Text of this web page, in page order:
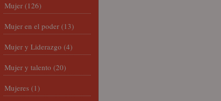
Mujer (126)
Mujer en el poder (13)
Mujer y Liderazgo (4)
Mujer y talento (20)
Mujeres (1)